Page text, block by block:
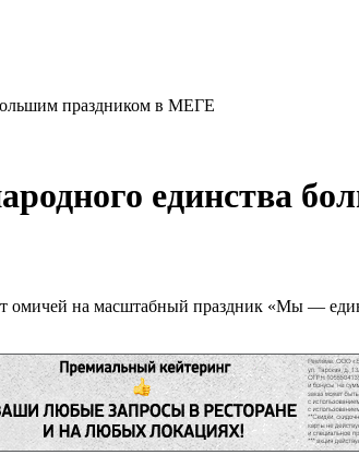
праздником в МЕГЕ
единства
омичей на масштабный праздник «Мы —